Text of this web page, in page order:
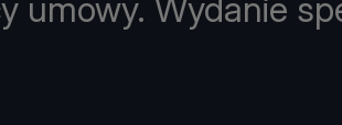
umowy. Wydanie